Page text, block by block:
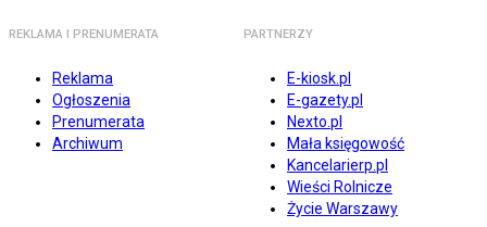
REKLAMA I PRENUMERATA
Reklama
Ogłoszenia
Prenumerata
Archiwum
PARTNERZY
E-kiosk.pl
E-gazety.pl
Nexto.pl
Mała księgowość
Kancelarierp.pl
Wieści Rolnicze
Życie Warszawy